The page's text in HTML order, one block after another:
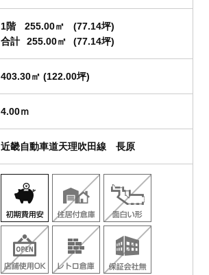
1階 255.00㎡
(77.14坪)
合計
255.00㎡ (77.14坪)
403.30㎡ (122.00坪)
4.00ｍ
近畿自動車道天理吹田線 長原